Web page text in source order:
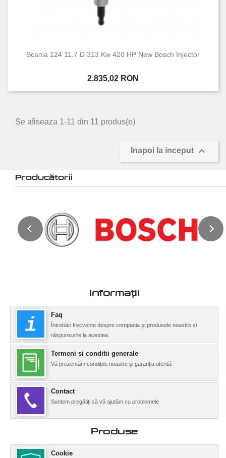
Scania 124 11.7 D 313 Kw 420 HP New Bosch Injector
Pret
2.835,02 RON
Se afiseaza 1-11 din 11 produs(e)
Inapoi la inceput 
Producătorii
Informații
Faq
Întrebări frecvente despre compania și produsele noastre și
răspunsurile la acestea.
Termeni si conditii generale
Vă prezentăm condițiile noastre și garanția oferită.
Contact
Suntem pregătiți să vă ajutăm cu problemele
Produse
Cookie